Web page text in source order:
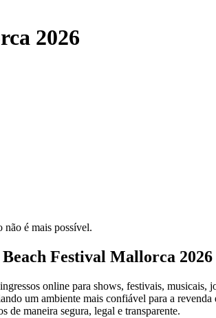
2026
não é mais possível.
Festival Mallorca 2026
online para shows, festivais,
um ambiente mais confiável para a
de maneira segura, legal e transparente.